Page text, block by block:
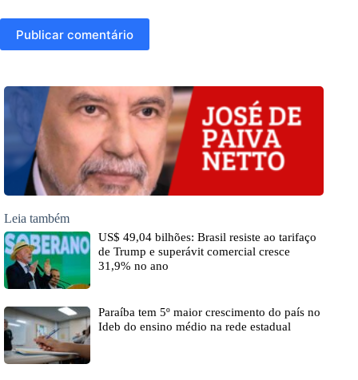
Publicar comentário
Leia também
US$ 49,04 bilhões: Brasil resiste ao tarifaço
de Trump e superávit comercial cresce
31,9% no ano
Paraíba tem 5º maior crescimento do país no
Ideb do ensino médio na rede estadual